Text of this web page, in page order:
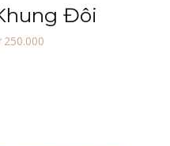
Đôi